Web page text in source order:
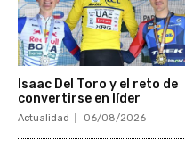
Isaac Del Toro y el reto de
convertirse en líder
Actualidad 06/08/2026